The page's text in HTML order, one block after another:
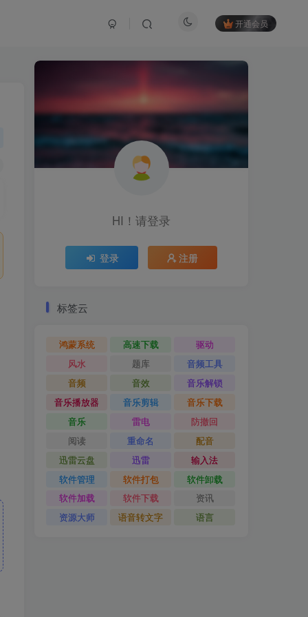
开通会员
HI！请登录
登录 注册
标签云
鸿蒙系统 高速下载
驱动
风水
题库
音频工具
音频
音效
音乐解锁
音乐播放器
音乐剪辑
音乐下载
音乐
雷电
防撤回
阅读
重命名
配音
迅雷云盘
迅雷
输入法
软件管理
软件打包
软件卸载
软件加载
软件下载
资讯
资源大师
语音转文字 语言